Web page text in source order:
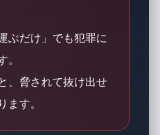
ぶだけ」でも犯罪に
。
、脅されて抜け出せ
ます。